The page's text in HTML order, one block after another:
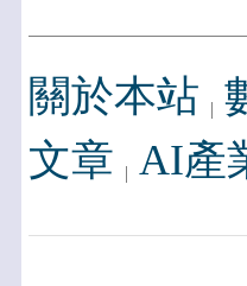
關於本站
文章 AI產